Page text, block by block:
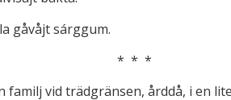
gåvåjt sárggum.
* * *
vid trädgränsen, årddå, i en